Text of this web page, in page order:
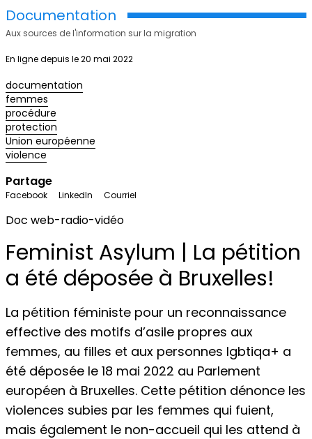
Documentation
Aux sources de l'information sur la migration
En ligne depuis le 20 mai 2022
documentation
femmes
procédure
protection
Union européenne
violence
Partage
Facebook LinkedIn Courriel
Doc web-radio-vidéo
Feminist Asylum | La pétition
a été déposée à Bruxelles!
La pétition féministe pour un reconnaissance
effective des motifs d’asile propres aux
femmes, au filles et aux personnes lgbtiqa+ a
été déposée le 18 mai 2022 au Parlement
européen à Bruxelles. Cette pétition dénonce les
violences subies par les femmes qui fuient,
mais également le non-accueil qui les attend à